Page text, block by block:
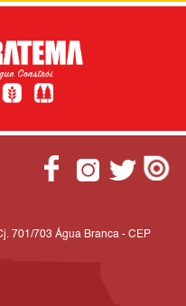
701/703 Água Branca - CEP